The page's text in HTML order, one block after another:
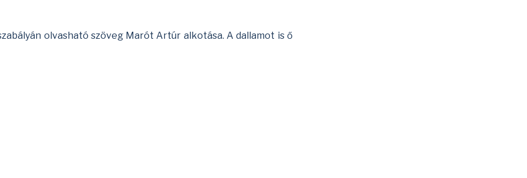
olvasható szöveg Marót Artúr alkotása. A dallamot is ő